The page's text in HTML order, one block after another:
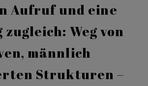
Aufruf und eine
Weg von
männlich
Strukturen –